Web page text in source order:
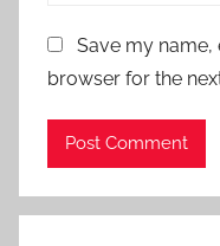
Save my name,
browser for the